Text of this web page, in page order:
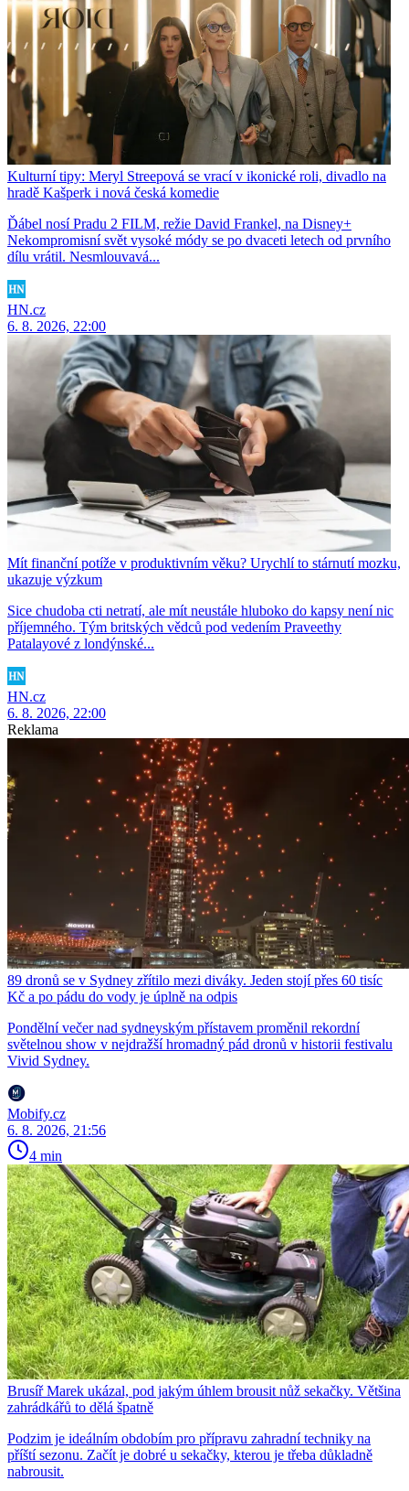
Kulturní tipy: Meryl Streepová se vrací v ikonické roli, divadlo na
hradě Kašperk i nová česká komedie
Ďábel nosí Pradu 2 FILM, režie David Frankel, na Disney+
Nekompromisní svět vysoké módy se po dvaceti letech od prvního
dílu vrátil. Nesmlouvavá...
HN.cz
6. 8. 2026, 22:00
Mít finanční potíže v produktivním věku? Urychlí to stárnutí mozku,
ukazuje výzkum
Sice chudoba cti netratí, ale mít neustále hluboko do kapsy není nic
příjemného. Tým britských vědců pod vedením Praveethy
Patalayové z londýnské...
HN.cz
6. 8. 2026, 22:00
Reklama
89 dronů se v Sydney zřítilo mezi diváky. Jeden stojí přes 60 tisíc
Kč a po pádu do vody je úplně na odpis
Pondělní večer nad sydneyským přístavem proměnil rekordní
světelnou show v nejdražší hromadný pád dronů v historii festivalu
Vivid Sydney.
Mobify.cz
6. 8. 2026, 21:56
4 min
Brusíř Marek ukázal, pod jakým úhlem brousit nůž sekačky. Většina
zahrádkářů to dělá špatně
Podzim je ideálním obdobím pro přípravu zahradní techniky na
příští sezonu. Začít je dobré u sekačky, kterou je třeba důkladně
nabrousit.